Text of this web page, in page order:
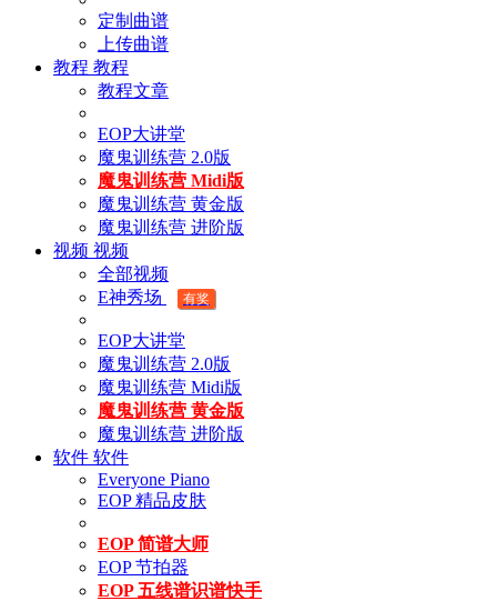
定制曲谱
上传曲谱
教程 教程
教程文章
EOP大讲堂
魔鬼训练营 2.0版
魔鬼训练营 Midi版
魔鬼训练营 黄金版
魔鬼训练营 进阶版
视频 视频
全部视频
E神秀场
有奖
EOP大讲堂
魔鬼训练营 2.0版
魔鬼训练营 Midi版
魔鬼训练营 黄金版
魔鬼训练营 进阶版
软件 软件
Everyone Piano
EOP 精品皮肤
EOP 简谱大师
EOP 节拍器
EOP 五线谱识谱快手